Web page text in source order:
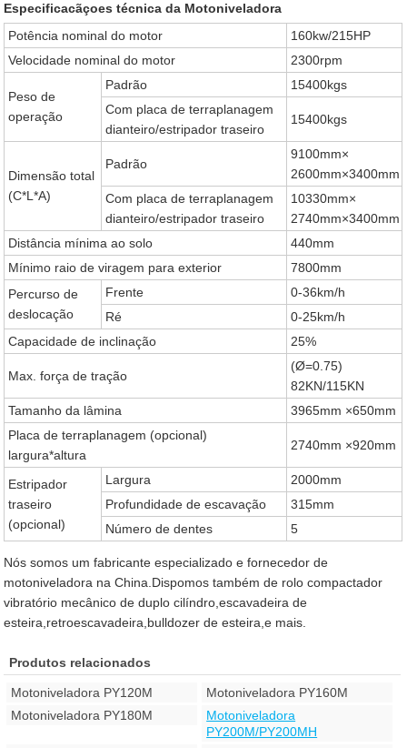
Especificacãçoes técnica da Motoniveladora
Potência nominal do motor
160kw/215HP
Velocidade nominal do motor
2300rpm
Peso de
operação
Padrão
15400kgs
Com placa de terraplanagem
dianteiro/estripador traseiro
15400kgs
Dimensão total
(C*L*A)
Padrão
9100mm×
2600mm×3400mm
Com placa de terraplanagem
dianteiro/estripador traseiro
10330mm×
2740mm×3400mm
Distância mínima ao solo
440mm
Mínimo raio de viragem para exterior
7800mm
Percurso de
deslocação
Frente
0-36km/h
Ré
0-25km/h
Capacidade de inclinação
25%
Max. força de tração
(Ø=0.75)
82KN/115KN
Tamanho da lâmina
3965mm ×650mm
Placa de terraplanagem (opcional)
largura*altura
2740mm ×920mm
Estripador
traseiro
(opcional)
Largura
2000mm
Profundidade de escavação
315mm
Número de dentes
5
Nós somos um fabricante especializado e fornecedor de
motoniveladora na China.Dispomos também de rolo compactador
vibratório mecânico de duplo cilíndro,escavadeira de
esteira,retroescavadeira,bulldozer de esteira,e mais.
Produtos relacionados
Motoniveladora PY120M
Motoniveladora PY160M
Motoniveladora PY180M
Motoniveladora
PY200M/PY200MH